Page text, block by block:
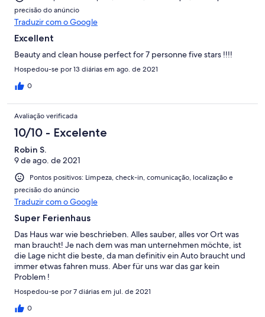
precisão do anúncio
Traduzir com o Google
Excellent
Beauty and clean house perfect for 7 personne five stars !!!!
Hospedou-se por 13 diárias em ago. de 2021
0
Avaliação verificada
10/10 - Excelente
Robin S.
9 de ago. de 2021
Pontos positivos: Limpeza, check-in, comunicação, localização e
precisão do anúncio
Traduzir com o Google
Super Ferienhaus
Das Haus war wie beschrieben. Alles sauber, alles vor Ort was
man braucht! Je nach dem was man unternehmen möchte, ist
die Lage nicht die beste, da man definitiv ein Auto braucht und
immer etwas fahren muss. Aber für uns war das gar kein
Problem !
Hospedou-se por 7 diárias em jul. de 2021
0